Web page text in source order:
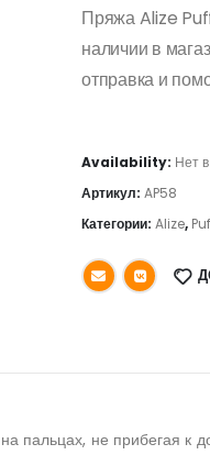
Пряжа Alize
наличии в
отправка и
Availability: Нет
Артикул: AP58
Категории: Alize,
пальцах, не прибегая к